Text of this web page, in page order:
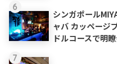
6
シンガポール
ャバ カッページ
ドルコースで明
7